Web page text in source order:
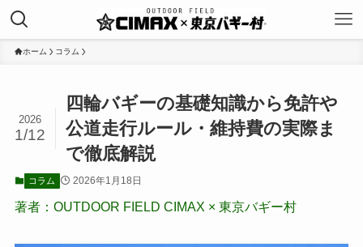
ホーム コラム
四輪バギーの基礎知識から免許や
公道走行ルール・維持費の実際ま
で徹底解説
2026
1/12
コラム 2026年1月18日
著者：OUTDOOR FIELD CIMAX × 東京バギー村